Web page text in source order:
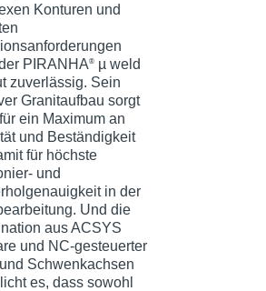
Konturen und
PIRANHA®µ weld
zuverlässig. Sein
Granitaufbau sorgt
ein Maximum an
und Beständigkeit
für höchste
und
in der
Und die
aus ACSYS
und NC-gesteuerter
Schwenkachsen
es, dass sowohl